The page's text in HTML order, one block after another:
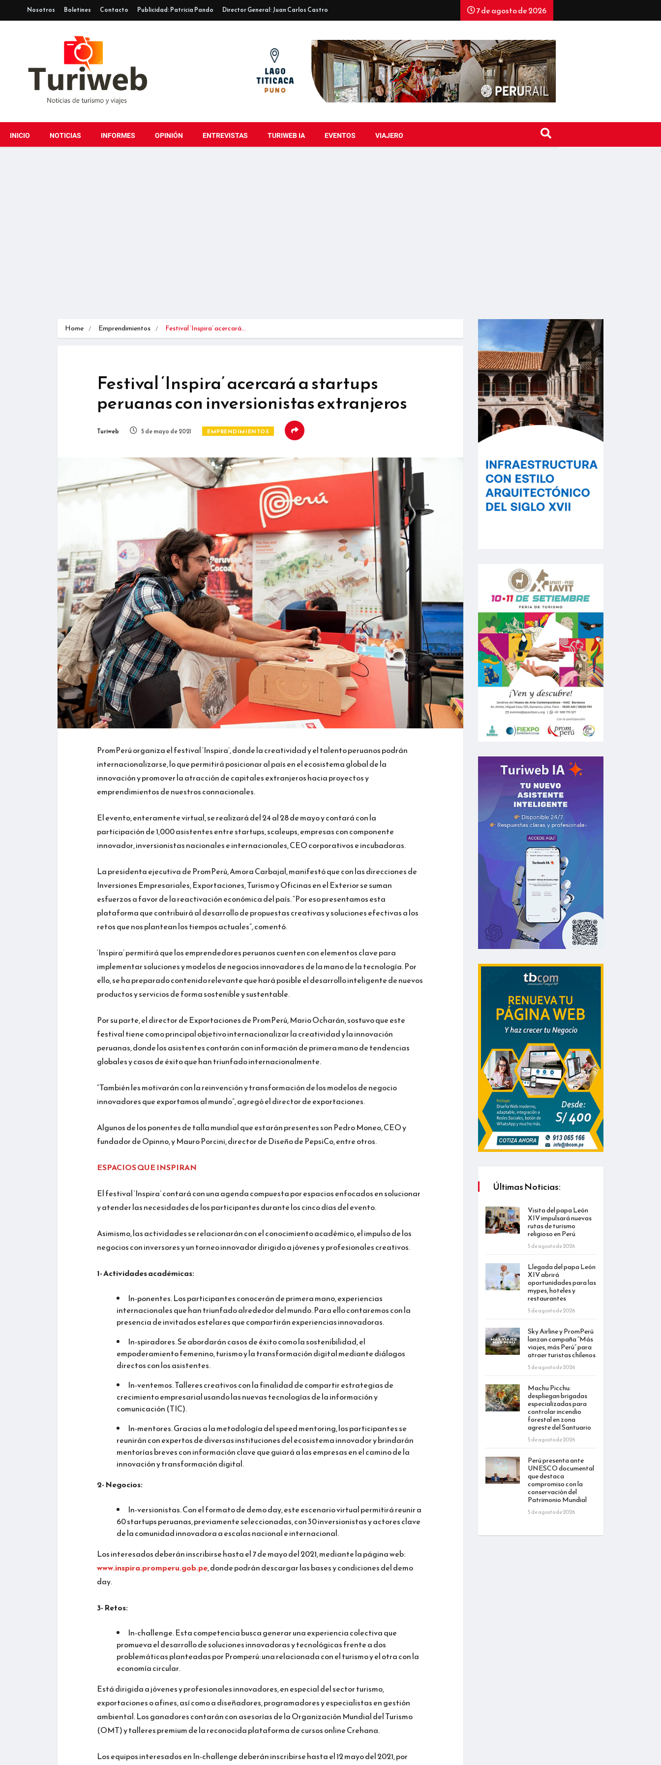
Nosotros Boletines Contacto Publicidad: Patricia Pando Director General: Juan Carlos Castro 7 de agosto de 2026
INICIO NOTICIAS INFORMES OPINIÓN ENTREVISTAS TURIWEB IA EVENTOS VIAJERO
Home Emprendimientos Festival ‘Inspira’ acercará…
Festival ‘Inspira’ acercará a startups
peruanas con inversionistas extranjeros
Turiweb 5 de mayo de 2021 EMPRENDIMIENTOS
PromPerú organiza el festival ‘Inspira’, donde la creatividad y el talento peruanos podrán
internacionalizarse, lo que permitirá posicionar al país en el ecosistema global de la
innovación y promover la atracción de capitales extranjeros hacia proyectos y
emprendimientos de nuestros connacionales.
El evento, enteramente virtual, se realizará del 24 al 28 de mayo y contará con la
participación de 1,000 asistentes entre startups, scaleups, empresas con componente
innovador, inversionistas nacionales e internacionales, CEO corporativos e incubadoras.
La presidenta ejecutiva de PromPerú, Amora Carbajal, manifestó que con las direcciones de
Inversiones Empresariales, Exportaciones, Turismo y Oficinas en el Exterior se suman
esfuerzos a favor de la reactivación económica del país. “Por eso presentamos esta
plataforma que contribuirá al desarrollo de propuestas creativas y soluciones efectivas a los
retos que nos plantean los tiempos actuales”, comentó.
‘Inspira’ permitirá que los emprendedores peruanos cuenten con elementos clave para
implementar soluciones y modelos de negocios innovadores de la mano de la tecnología. Por
ello, se ha preparado contenido relevante que hará posible el desarrollo inteligente de nuevos
productos y servicios de forma sostenible y sustentable.
Por su parte, el director de Exportaciones de PromPerú, Mario Ocharán, sostuvo que este
festival tiene como principal objetivo internacionalizar la creatividad y la innovación
peruanas, donde los asistentes contarán con información de primera mano de tendencias
globales y casos de éxito que han triunfado internacionalmente.
“También les motivarán con la reinvención y transformación de los modelos de negocio
innovadores que exportamos al mundo”, agregó el director de exportaciones.
Algunos de los ponentes de talla mundial que estarán presentes son Pedro Moneo, CEO y
fundador de Opinno, y Mauro Porcini, director de Diseño de PepsiCo, entre otros.
ESPACIOS QUE INSPIRAN
El festival ‘Inspira’ contará con una agenda compuesta por espacios enfocados en solucionar
y atender las necesidades de los participantes durante los cinco días del evento.
Asimismo, las actividades se relacionarán con el conocimiento académico, el impulso de los
negocios con inversores y un torneo innovador dirigido a jóvenes y profesionales creativos.
1- Actividades académicas:
In-ponentes. Los participantes conocerán de primera mano, experiencias
internacionales que han triunfado alrededor del mundo. Para ello contaremos con la
presencia de invitados estelares que compartirán experiencias innovadoras.
In-spiradores. Se abordarán casos de éxito como la sostenibilidad, el
empoderamiento femenino, turismo y la transformación digital mediante diálogos
directos con los asistentes.
In-ventemos. Talleres creativos con la finalidad de compartir estrategias de
crecimiento empresarial usando las nuevas tecnologías de la información y
comunicación (TIC).
In-mentores. Gracias a la metodología del speed mentoring, los participantes se
reunirán con expertos de diversas instituciones del ecosistema innovador y brindarán
mentorías breves con información clave que guiará a las empresas en el camino de la
innovación y transformación digital.
2- Negocios:
In-versionistas. Con el formato de demo day, este escenario virtual permitirá reunir a
60 startups peruanas, previamente seleccionadas, con 30 inversionistas y actores clave
de la comunidad innovadora a escalas nacional e internacional.
Los interesados deberán inscribirse hasta el 7 de mayo del 2021, mediante la página web:
www.inspira.promperu.gob.pe, donde podrán descargar las bases y condiciones del demo
day.
3- Retos:
In-challenge. Esta competencia busca generar una experiencia colectiva que
promueva el desarrollo de soluciones innovadoras y tecnológicas frente a dos
problemáticas planteadas por Promperú: una relacionada con el turismo y el otra con la
economía circular.
Está dirigida a jóvenes y profesionales innovadores, en especial del sector turismo,
exportaciones o afines, así como a diseñadores, programadores y especialistas en gestión
ambiental. Los ganadores contarán con asesorías de la Organización Mundial del Turismo
(OMT) y talleres premium de la reconocida plataforma de cursos online Crehana.
Los equipos interesados en In-challenge deberán inscribirse hasta el 12 mayo del 2021, por
Últimas Noticias:
Visita del papa León
XIV impulsará nuevas
rutas de turismo
religioso en Perú
5 de agosto de 2026
Llegada del papa León
XIV abrirá
oportunidades para las
mypes, hoteles y
restaurantes
5 de agosto de 2026
Sky Airline y PromPerú
lanzan campaña “Más
viajes, más Perú” para
atraer turistas chilenos
5 de agosto de 2026
Machu Picchu:
despliegan brigadas
especializadas para
controlar incendio
forestal en zona
agreste del Santuario
5 de agosto de 2026
Perú presenta ante
UNESCO documental
que destaca
compromiso con la
conservación del
Patrimonio Mundial
5 de agosto de 2026